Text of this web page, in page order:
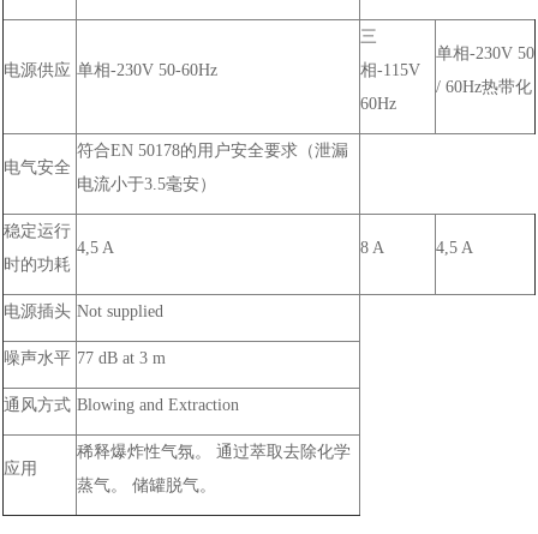
电源供应 单相-230V 50-60Hz
三
相-115V
60Hz
单相-230V 50
/ 60Hz热带化
电气安全
符合EN 50178的用户安全要求（泄漏
电流小于3.5毫安）
稳定运行
时的功耗
4,5 A 8 A 4,5 A
电源插头 Not supplied
噪声水平 77 dB at 3 m
通风方式 Blowing and Extraction
应用
稀释爆炸性气氛。 通过萃取去除化学
蒸气。 储罐脱气。